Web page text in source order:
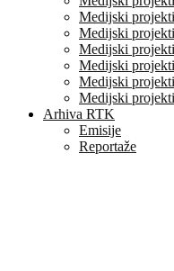
Medijski
Medijski
Medijski
Medijski
Medijski
Medijski
Arhiva RTK
Emisije
Reportaže